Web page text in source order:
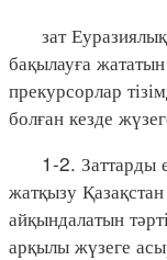
зат Еуразиялық
бақылауға
прекурсорлар
болған кезде
1-2. Заттарды
жатқызу
айқындалатын
арқылы жүзеге